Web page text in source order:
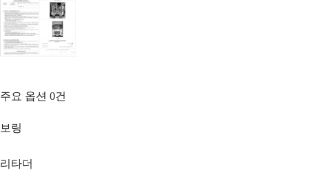
주요 옵션 0건
보링
리타더